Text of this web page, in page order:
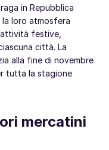
in Repubblica
la loro atmosfera
festive,
città. La
alla fine di novembre
tutta la stagione
mercatini